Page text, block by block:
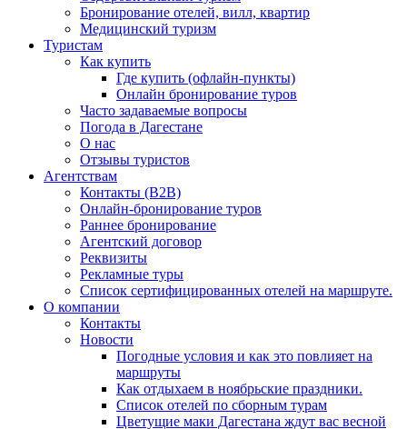
Бронирование отелей, вилл, квартир
Медицинский туризм
Туристам
Как купить
Где купить (офлайн-пункты)
Онлайн бронирование туров
Часто задаваемые вопросы
Погода в Дагестане
О нас
Отзывы туристов
Агентствам
Контакты (B2B)
Онлайн-бронирование туров
Раннее бронирование
Агентский договор
Реквизиты
Рекламные туры
Список сертифицированных отелей на маршруте.
О компании
Контакты
Новости
Погодные условия и как это повлияет на
маршруты
Как отдыхаем в ноябрьские праздники.
Список отелей по сборным турам
Цветущие маки Дагестана ждут вас весной